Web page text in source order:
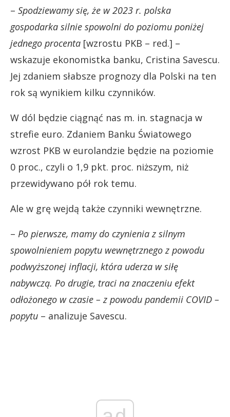
– Spodziewamy się, że w 2023 r. polska
gospodarka silnie spowolni do poziomu poniżej
jednego procenta [wzrostu PKB – red.] –
wskazuje ekonomistka banku, Cristina Savescu.
Jej zdaniem słabsze prognozy dla Polski na ten
rok są wynikiem kilku czynników.
W dól będzie ciągnąć nas m. in. stagnacja w
strefie euro. Zdaniem Banku Światowego
wzrost PKB w eurolandzie będzie na poziomie
0 proc., czyli o 1,9 pkt. proc. niższym, niż
przewidywano pół rok temu.
Ale w grę wejdą także czynniki wewnętrzne.
– Po pierwsze, mamy do czynienia z silnym
spowolnieniem popytu wewnętrznego z powodu
podwyższonej inflacji, która uderza w siłę
nabywczą. Po drugie, traci na znaczeniu efekt
odłożonego w czasie – z powodu pandemii COVID –
popytu – analizuje Savescu.